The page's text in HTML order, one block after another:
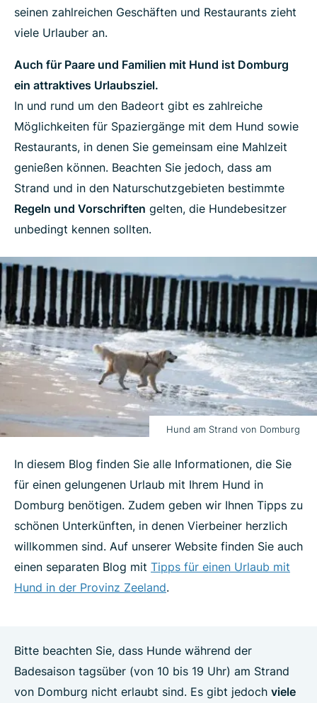
seinen zahlreichen Geschäften und Restaurants zieht
viele Urlauber an.
Auch für Paare und Familien mit Hund ist Domburg
ein attraktives Urlaubsziel.
In und rund um den Badeort gibt es zahlreiche
Möglichkeiten für Spaziergänge mit dem Hund sowie
Restaurants, in denen Sie gemeinsam eine Mahlzeit
genießen können. Beachten Sie jedoch, dass am
Strand und in den Naturschutzgebieten bestimmte
Regeln und Vorschriften gelten, die Hundebesitzer
unbedingt kennen sollten.
Hund am Strand von Domburg
In diesem Blog finden Sie alle Informationen, die Sie
für einen gelungenen Urlaub mit Ihrem Hund in
Domburg benötigen. Zudem geben wir Ihnen Tipps zu
schönen Unterkünften, in denen Vierbeiner herzlich
willkommen sind. Auf unserer Website finden Sie auch
einen separaten Blog mit Tipps für einen Urlaub mit
Hund in der Provinz Zeeland.
Bitte beachten Sie, dass Hunde während der
Badesaison tagsüber (von 10 bis 19 Uhr) am Strand
von Domburg nicht erlaubt sind. Es gibt jedoch viele